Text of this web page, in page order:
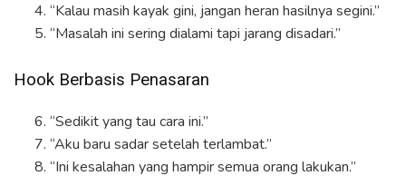
“Kalau masih kayak gini, jangan heran hasilnya segini.”
“Masalah ini sering dialami tapi jarang disadari.”
Hook Berbasis Penasaran
“Sedikit yang tau cara ini.”
“Aku baru sadar setelah terlambat.”
“Ini kesalahan yang hampir semua orang lakukan.”